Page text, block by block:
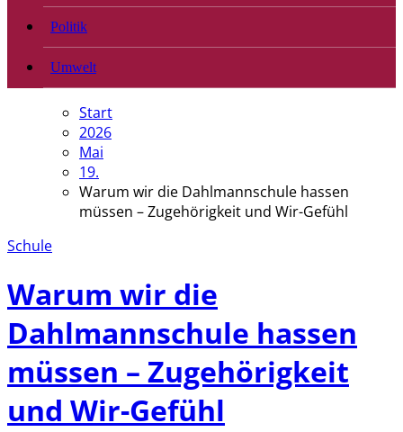
Politik
Umwelt
Start
2026
Mai
19.
Warum wir die Dahlmannschule hassen
müssen – Zugehörigkeit und Wir-Gefühl
Schule
Warum wir die
Dahlmannschule hassen
müssen – Zugehörigkeit
und Wir-Gefühl